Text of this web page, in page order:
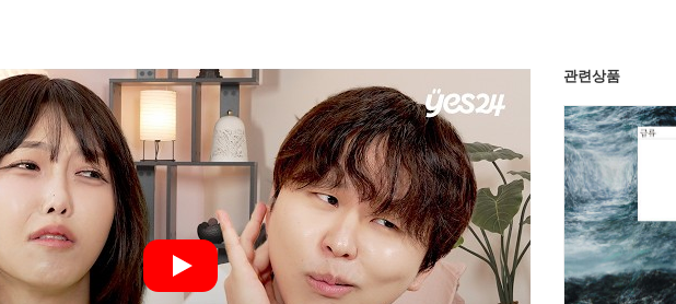
관련상품